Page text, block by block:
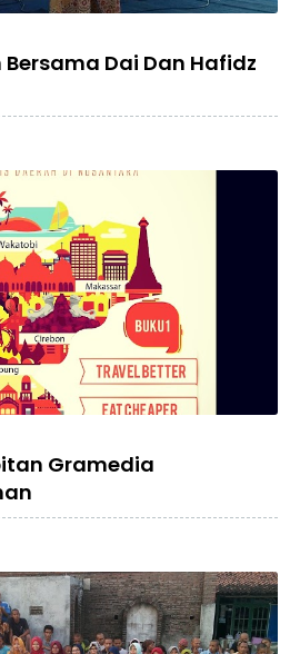
Dai Dan Hafidz
Gramedia